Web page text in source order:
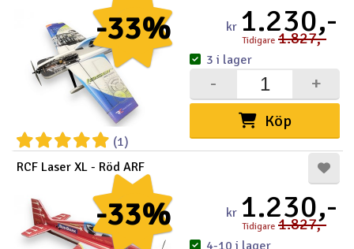
-33%
(1)
kr 1.230,-
Tidigare 1.827,-
Köp
+
-
3 i lager
-33%
RCF Laser XL - Röd ARF
kr 1.230,-
Tidigare 1.827,-
4-10 i lager